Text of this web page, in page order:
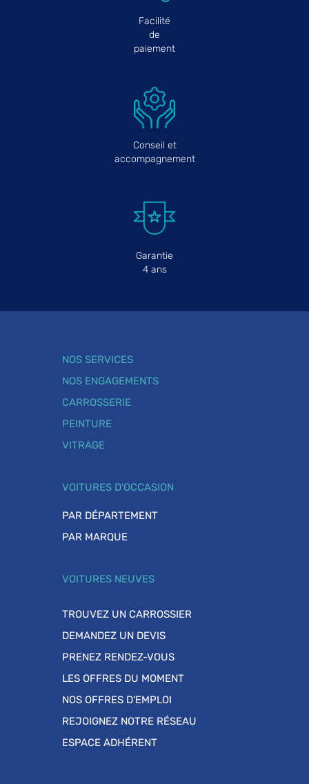
Facilité
de
paiement
Conseil et
accompagnement
Garantie
4 ans
NOS SERVICES
NOS ENGAGEMENTS
CARROSSERIE
PEINTURE
VITRAGE
VOITURES D'OCCASION
PAR DÉPARTEMENT
PAR MARQUE
VOITURES NEUVES
TROUVEZ UN CARROSSIER
DEMANDEZ UN DEVIS
PRENEZ RENDEZ-VOUS
LES OFFRES DU MOMENT
NOS OFFRES D'EMPLOI
REJOIGNEZ NOTRE RÉSEAU
ESPACE ADHÉRENT